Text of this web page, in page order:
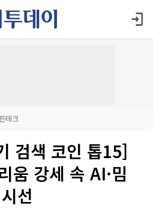
테크
검색 코인 톱15]
움 강세 속 AI·밈
선